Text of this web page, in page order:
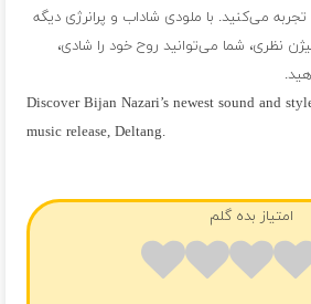
می‌کنید. با ملودی شاداب و پرانرژی دیگه
نظری، شما می‌توانید روح خود را شادی،
Discover Bijan Nazari’s newest sound and
music release, Deltang.
امتیاز بده گلم